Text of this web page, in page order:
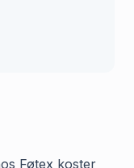
Føtex koster